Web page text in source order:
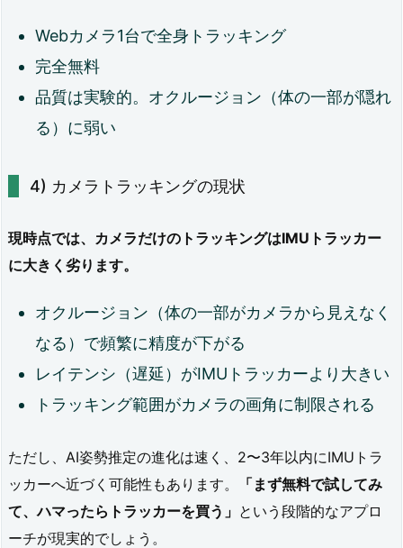
い
2.
3
万
円：
コ
パ
視
Webカメラ1台で全身トラッキング
完全無料
品質は実験的。オクルージョン（体の一部が隠れ
る）に弱い
カメラトラッキングの現状
現時点では、カメラだけのトラッキングはIMUトラッカー
に大きく劣ります。
オクルージョン（体の一部がカメラから見えなく
なる）で頻繁に精度が下がる
レイテンシ（遅延）がIMUトラッカーより大きい
トラッキング範囲がカメラの画角に制限される
ただし、AI姿勢推定の進化は速く、2〜3年以内にIMUトラ
ッカーへ近づく可能性もあります。
「まず無料で試してみ
て、ハマったらトラッカーを買う」 という段階的なアプロ
ーチが現実的でしょう。